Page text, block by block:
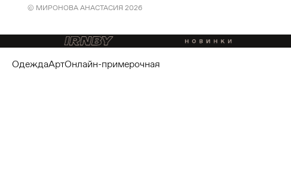
© МИРОНОВА АНАСТАСИЯ 2026
одежда арт онлайн-примерочная